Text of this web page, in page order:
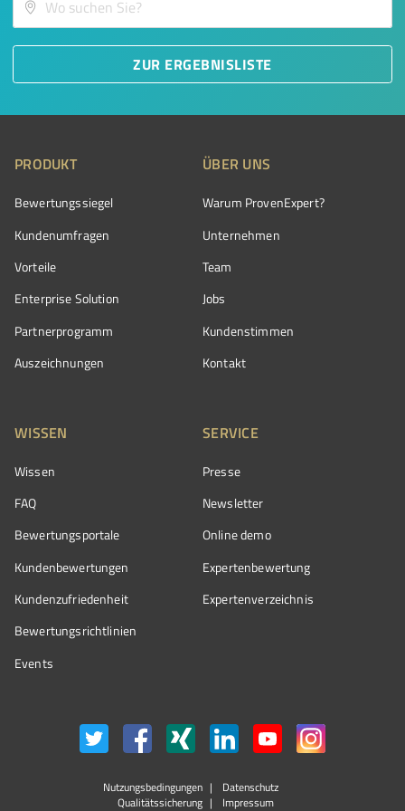
ZUR ERGEBNISLISTE
PRODUKT
Bewertungssiegel
Kundenumfragen
Vorteile
Enterprise Solution
Partnerprogramm
Auszeichnungen
ÜBER UNS
Warum ProvenExpert?
Unternehmen
Team
Jobs
Kundenstimmen
Kontakt
WISSEN
Wissen
FAQ
Bewertungsportale
Kundenbewertungen
Kundenzufriedenheit
Bewertungs­richtlinien
Events
SERVICE
Presse
Newsletter
Online demo
Expertenbewertung
Expertenverzeichnis
Nutzungsbedingungen
Datenschutz
Qualitätssicherung
Impressum